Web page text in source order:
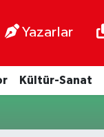
Yazarlar
Kültür-Sanat